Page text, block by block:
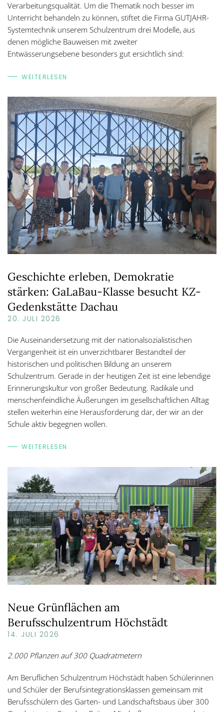
Verarbeitungsqualität. Um die Thematik noch besser im
Unterricht behandeln zu können, stiftet die Firma GUTJAHR-
Systemtechnik unserem Schulzentrum drei Modelle, aus
denen mögliche Bauweisen mit zweiter
Entwässerungsebene besonders gut ersichtlich sind:
WEITERLESEN
Geschichte erleben, Demokratie
stärken: GaLaBau-Klasse besucht KZ-
Gedenkstätte Dachau
20. JULI 2026
Die Auseinandersetzung mit der nationalsozialistischen
Vergangenheit ist ein unverzichtbarer Bestandteil der
historischen und politischen Bildung an unserem
Schulzentrum. Gerade in der heutigen Zeit ist eine lebendige
Erinnerungskultur von großer Bedeutung. Radikale und
menschenfeindliche Äußerungen im gesellschaftlichen Alltag
stellen weiterhin eine Herausforderung dar, der wir an der
Schule aktiv begegnen wollen.
WEITERLESEN
Neue Grünflächen am
Berufsschulzentrum Höchstädt
14. JULI 2026
2.000 Pflanzen auf 300 Quadratmetern
Am Beruflichen Schulzentrum Höchstädt haben Schülerinnen
und Schüler der Berufsintegrationsklassen gemeinsam mit
Berufsschülern des Garten- und Landschaftsbaus über 300